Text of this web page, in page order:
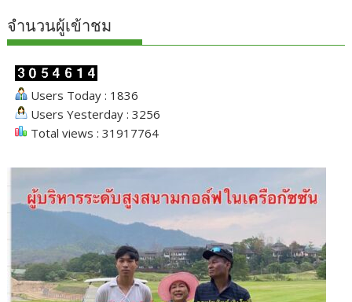
จำนวนผู้เข้าชม
Users Today : 1836
Users Yesterday : 3256
Total views : 31917764